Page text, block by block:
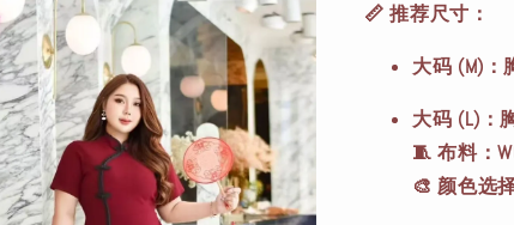
📏 推荐尺寸：
大码 (M)：
大码 (L)：
🧵 布料：
🎨 颜色选